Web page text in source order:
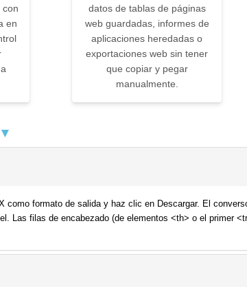
con
en
datos de tablas de páginas
web guardadas, informes de
aplicaciones heredadas o
exportaciones web sin tener
que copiar y pegar
manualmente.
formato de salida y haz clic en Descargar. El
Las filas de encabezado (de elementos <th> o el primer